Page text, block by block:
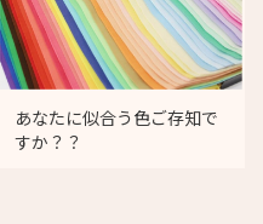
あなたに似合う色ご存知で
すか？？